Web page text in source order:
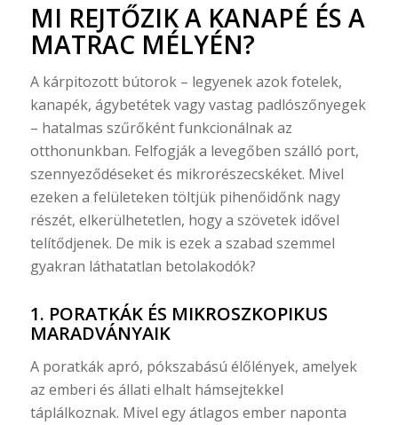
MI REJTŐZIK A KANAPÉ ÉS A
MATRAC MÉLYÉN?
A kárpitozott bútorok – legyenek azok fotelek,
kanapék, ágybetétek vagy vastag padlószőnyegek
– hatalmas szűrőként funkcionálnak az
otthonunkban. Felfogják a levegőben szálló port,
szennyeződéseket és mikrorészecskéket. Mivel
ezeken a felületeken töltjük pihenőidőnk nagy
részét, elkerülhetetlen, hogy a szövetek idővel
telítődjenek. De mik is ezek a szabad szemmel
gyakran láthatatlan betolakodók?
1. PORATKÁK ÉS MIKROSZKOPIKUS
MARADVÁNYAIK
A poratkák apró, pókszabású élőlények, amelyek
az emberi és állati elhalt hámsejtekkel
táplálkoznak. Mivel egy átlagos ember naponta